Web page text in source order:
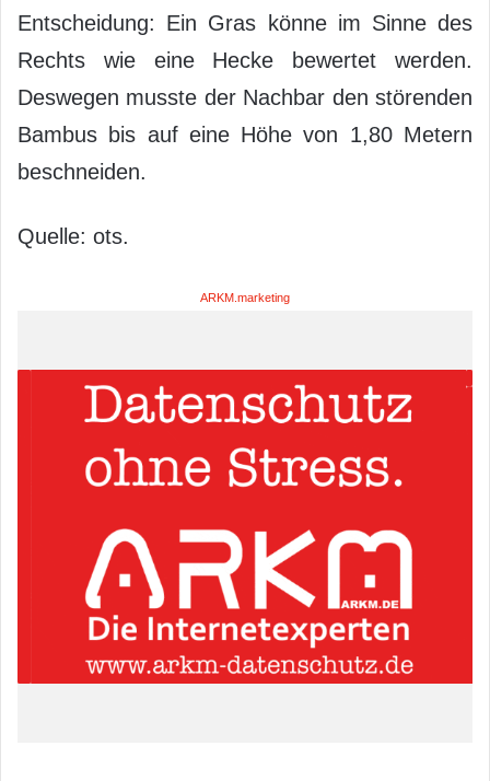
Entscheidung: Ein Gras könne im Sinne des
Rechts wie eine Hecke bewertet werden.
Deswegen musste der Nachbar den störenden
Bambus bis auf eine Höhe von 1,80 Metern
beschneiden.
Quelle: ots.
ARKM.marketing